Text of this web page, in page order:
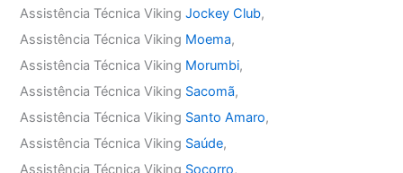
Assistência Técnica VikingJockey Club,
Assistência Técnica Viking Moema,
Assistência Técnica Viking Morumbi,
Assistência Técnica Viking Sacomã,
Assistência Técnica Viking Santo Amaro,
Assistência Técnica Viking Saúde,
Assistência Técnica Viking Socorro,